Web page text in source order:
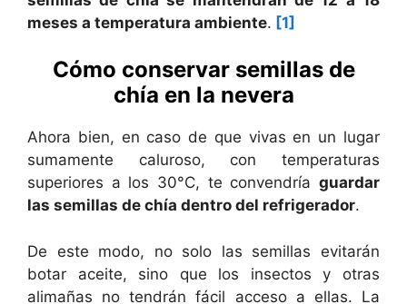
meses a temperatura ambiente. [1]
Cómo conservar semillas de
chía en la nevera
Ahora bien, en caso de que vivas en un lugar
sumamente caluroso, con temperaturas
superiores a los 30°C, te convendría guardar
las semillas de chía dentro del refrigerador.
De este modo, no solo las semillas evitarán
botar aceite, sino que los insectos y otras
alimañas no tendrán fácil acceso a ellas. La